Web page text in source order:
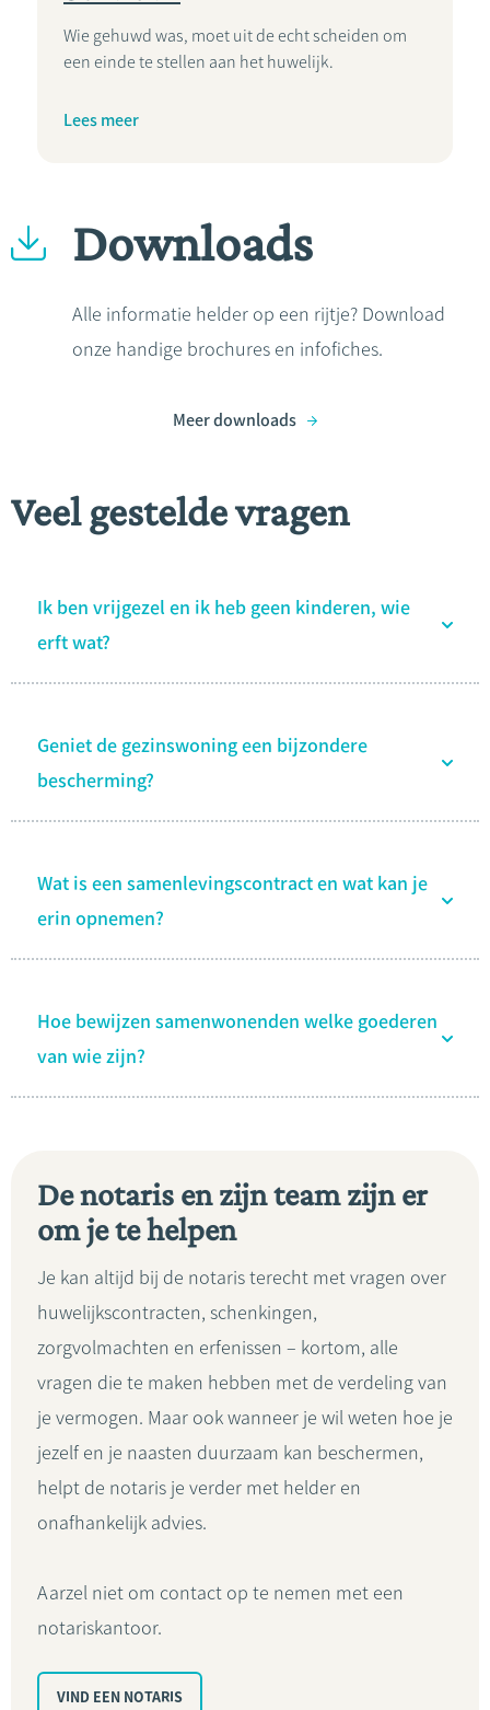
Wie gehuwd was, moet uit de echt scheiden om
een einde te stellen aan het huwelijk.
Lees meer
Downloads
Alle informatie helder op een rijtje? Download
onze handige brochures en infofiches.
Meer downloads
Veel gestelde vragen
Ik ben vrijgezel en ik heb geen kinderen, wie
erft wat?
Geniet de gezinswoning een bijzondere
bescherming?
Wat is een samenlevingscontract en wat kan je
erin opnemen?
Hoe bewijzen samenwonenden welke goederen
van wie zijn?
De notaris en zijn team zijn er
om je te helpen
Je kan altijd bij de notaris terecht met vragen over
huwelijkscontracten, schenkingen,
zorgvolmachten en erfenissen – kortom, alle
vragen die te maken hebben met de verdeling van
je vermogen. Maar ook wanneer je wil weten hoe je
jezelf en je naasten duurzaam kan beschermen,
helpt de notaris je verder met helder en
onafhankelijk advies.
Aarzel niet om contact op te nemen met een
notariskantoor.
VIND EEN NOTARIS